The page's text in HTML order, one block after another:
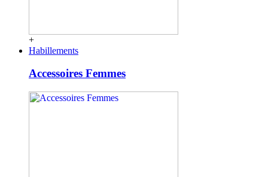
+
Habillements
Accessoires Femmes